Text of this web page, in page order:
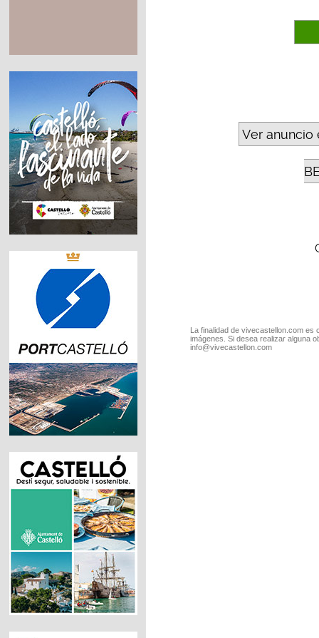
Ver anuncio
La finalidad de vivecastellon.com
imágenes. Si desea realizar alguna
info@vivecastellon.com